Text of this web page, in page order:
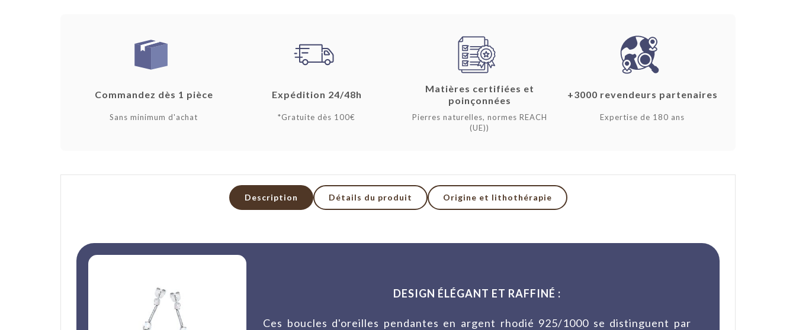
Commandez dès 1 pièce
Sans minimum d'achat
Expédition 24/48h
*Gratuite dès 100€
Matières certifiées et
poinçonnées
Pierres naturelles, normes REACH
(UE))
+3000 revendeurs partenaires
Expertise de 180 ans
Description Détails du produit Origine et lithothérapie
DESIGN ÉLÉGANT ET RAFFINÉ :
Ces boucles d'oreilles pendantes en argent rhodié 925/1000 se distinguent par